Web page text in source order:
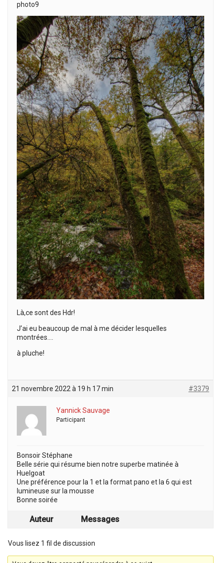
photo9
Là,ce sont des Hdr!
J’ai eu beaucoup de mal à me décider lesquelles
montrées….
à pluche!
21 novembre 2022 à 19 h 17 min #3379
Yannick Sauvage
Participant
Bonsoir Stéphane
Belle série qui résume bien notre superbe matinée à
Huelgoat
Une préférence pour la 1 et la format pano et la 6 qui est
lumineuse sur la mousse
Bonne soirée
Auteur Messages
Vous lisez 1 fil de discussion